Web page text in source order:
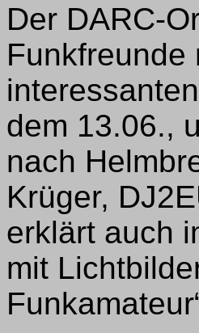
Der DARC-
Funkfreunde
dem 13.06.,
nach
Krüger,
erklärt auch
mit